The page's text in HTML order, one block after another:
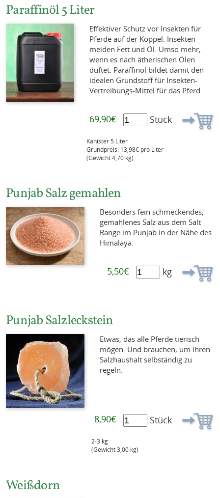
Paraffinöl 5 Liter
Effektiver Schutz vor Insekten für
Pferde auf der Koppel. Insekten
meiden Fett und Öl. Umso mehr,
wenn es nach ätherischen Ölen
duftet. Paraffinöl bildet damit den
idealen Grundstoff für Insekten-
Vertreibungs-Mittel für das Pferd.
69,90€ Stück
Kanister 5 Liter
Grundpreis: 13,98€ pro Liter
(Gewicht 4,70 kg)
Punjab Salz gemahlen
Besonders fein schmeckendes,
gemahlenes Salz aus dem Salt
Range im Punjab in der Nähe des
Himalaya.
5,50€ kg
Punjab Salzleckstein
Etwas, das alle Pferde tierisch
mögen. Und brauchen, um ihren
Salzhaushalt selbständig zu
regeln.
8,90€ Stück
2-3 kg
(Gewicht 3,00 kg)
Weißdorn